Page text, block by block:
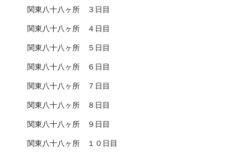
関東八十八ヶ所 ３日目
関東八十八ヶ所 ４日目
関東八十八ヶ所 ５日目
関東八十八ヶ所 ６日目
関東八十八ヶ所 ７日目
関東八十八ヶ所 ８日目
関東八十八ヶ所 ９日目
関東八十八ヶ所 １０日目